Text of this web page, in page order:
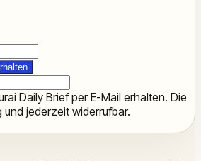
Daily Brief per E-Mail erhalten. Die
und jederzeit widerrufbar.